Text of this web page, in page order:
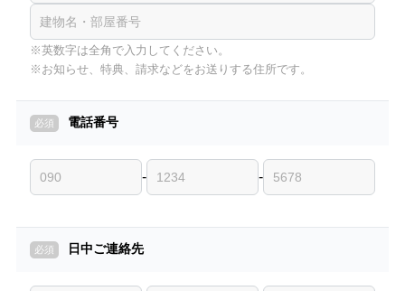
※英数字は全角で入力してください。
※お知らせ、特典、請求などをお送りする住所です。
電話番号
- -
日中ご連絡先